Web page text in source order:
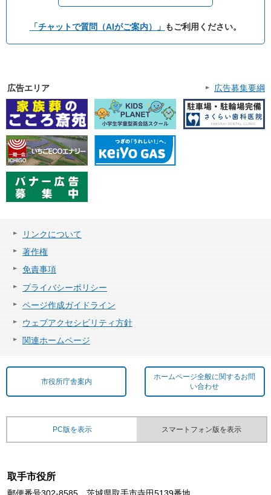
「チャットで質問（AIがご案内）」 もご利用ください。
広告エリア 広告募集要綱
リンクについて
著作権
免責事項
プライバシーポリシー
ページ作成ガイドライン
ウェブアクセシビリティ方針
関連ホームページ
市役所庁舎案内
ホームページ全般に関するお問
い合わせ
PC版を表示 スマートフォン版を表示
取手市役所